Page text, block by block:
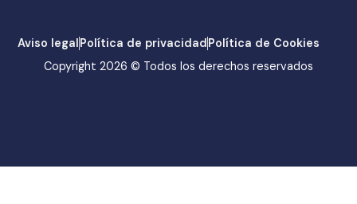
Aviso legalPolítica de privacidadPolítica de Cookies
Copyright 2026 © Todos los derechos reservados